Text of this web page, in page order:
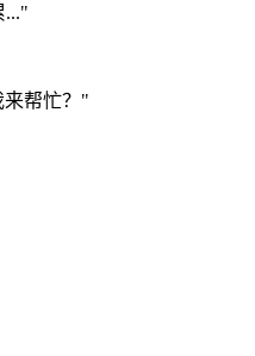
..."
帮忙？"